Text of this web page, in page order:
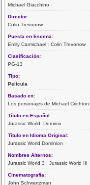
Michael Giacchino
Director:
Colin Trevorrow
Puesta en Escena:
Emily Carmichael |Colin Trevorrow
Clasificación:
PG-13
Tipo:
Película
Basado en:
Los personajes de Michael Crichton
Título en Español:
Jurassic World: Dominio
Título en Idioma Original:
Jurassic World Dominion
Nombres Alternos:
Jurassic World 3 |Jurassic World III
Cinematografía:
John Schwartzman